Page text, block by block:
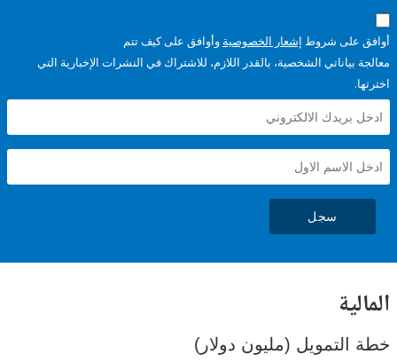
شروطإشعار الخصوصيةوأوافق على كيف تتم
الشخصية، بالقدر اللازم، للاشتراك في النشرات الإخبارية التي
(مليون دولار)